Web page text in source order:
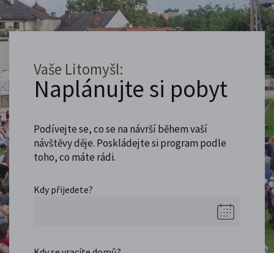
Vaše Litomyšl:
Naplánujte si pobyt
Podívejte se, co se na návrší během vaší
návštěvy děje. Poskládejte si program podle
toho, co máte rádi.
Kdy přijedete?